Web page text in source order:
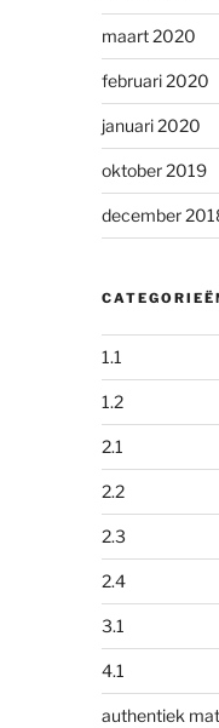
maart 2020
februari 2020
januari 2020
oktober 2019
december
1.1
1.2
2.1
2.2
2.3
2.4
3.1
4.1
authentiek